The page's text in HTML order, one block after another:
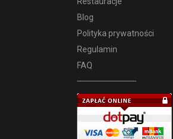
Blog
Polityka prywatności
Regulamin
FAQ